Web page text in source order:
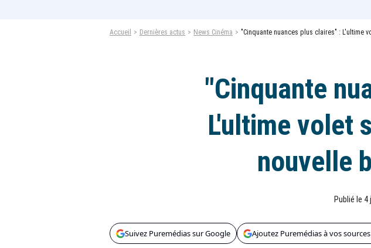
Accueil Dernières actus News Cinéma "Cinquante nuances plus claires" : L'ultime
"Cinquante
L'ultime volet
nouvelle
Publié le 4
Suivez Puremédias sur Google Ajoutez Puremédias à vos